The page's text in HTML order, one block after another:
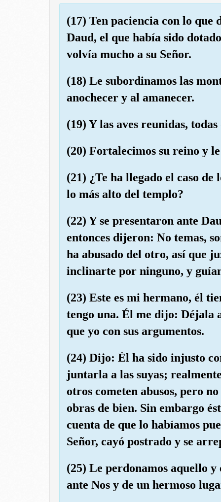
(17) Ten paciencia con lo
Daud, el que había sido
volvía mucho a su Señor.
(18) Le subordinamos las
anochecer y al amanecer.
(19) Y las aves reunidas,
(20) Fortalecimos su reino y
(21) ¿Te ha llegado el caso
lo más alto del templo?
(22) Y se presentaron ante
entonces dijeron: No temas,
ha abusado del otro, así que
inclinarte por ninguno, y
(23) Este es mi hermano, él
tengo una. Él me dijo: Déjala
que yo con sus argumentos.
(24) Dijo: Él ha sido injusto
juntarla a las suyas;
otros cometen abusos, pero
obras de bien. Sin embargo
cuenta de que lo habíamos
Señor, cayó postrado y se
(25) Le perdonamos aquello
ante Nos y de un hermoso